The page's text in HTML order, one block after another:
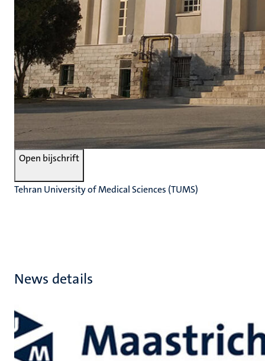
Open bijschrift
Tehran University of Medical Sciences (TUMS)
News details